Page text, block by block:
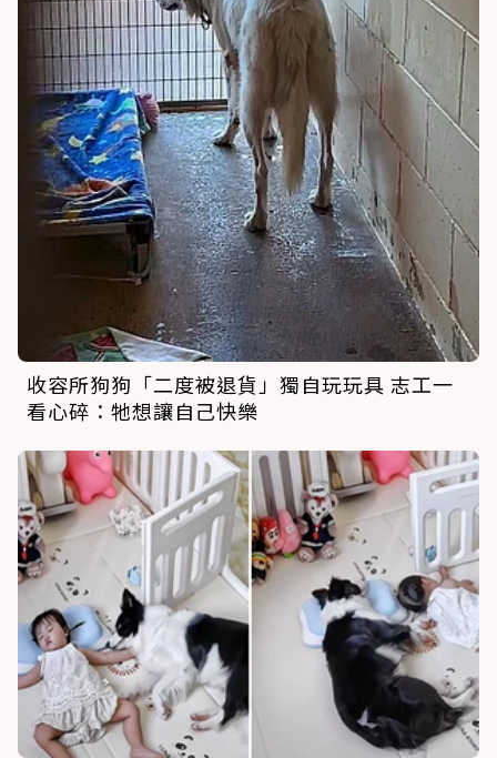
收容所狗狗「二度被退貨」獨自玩玩具 志工一
看心碎：牠想讓自己快樂